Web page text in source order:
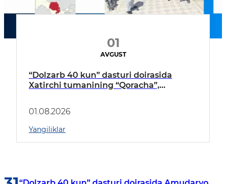
01
AVGUST
“Dolzarb 40 kun” dasturi doirasida
Xatirchi tumanining “Qoracha”,
borildi
01.08.2026
Yangiliklar